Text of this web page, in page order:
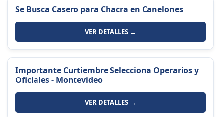
Se Busca Casero para Chacra en Canelones
VER DETALLES →
Importante Curtiembre Selecciona Operarios y
Oficiales - Montevideo
VER DETALLES →